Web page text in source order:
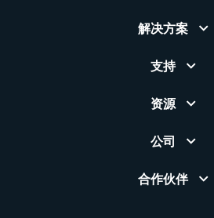
解决方案
支持
资源
公司
合作伙伴